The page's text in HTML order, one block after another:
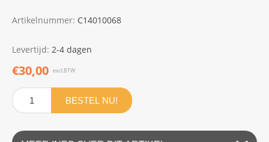
Artikelnummer: C14010068
Levertijd: 2-4 dagen
€30,00 excl.BTW
BESTEL NU!